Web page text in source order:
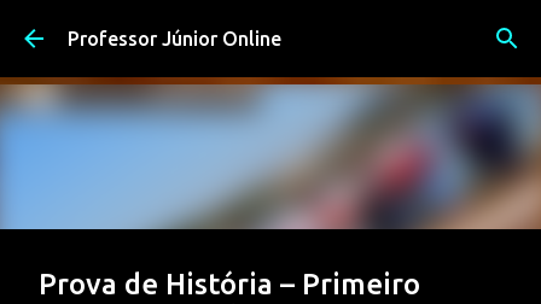
Pular para o conteúdo principal
Professor Júnior Online
Prova de História – Primeiro